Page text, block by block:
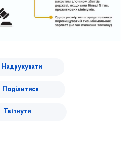
Надрукувати
Поділитися
Твітнути